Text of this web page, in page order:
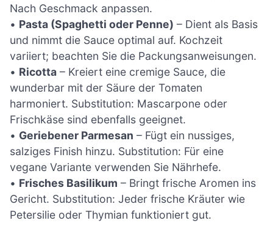
Nach Geschmack anpassen.
• Pasta (Spaghetti oder Penne) – Dient als Basis
und nimmt die Sauce optimal auf. Kochzeit
variiert; beachten Sie die Packungsanweisungen.
• Ricotta – Kreiert eine cremige Sauce, die
wunderbar mit der Säure der Tomaten
harmoniert. Substitution: Mascarpone oder
Frischkäse sind ebenfalls geeignet.
• Geriebener Parmesan – Fügt ein nussiges,
salziges Finish hinzu. Substitution: Für eine
vegane Variante verwenden Sie Nährhefe.
• Frisches Basilikum – Bringt frische Aromen ins
Gericht. Substitution: Jeder frische Kräuter wie
Petersilie oder Thymian funktioniert gut.